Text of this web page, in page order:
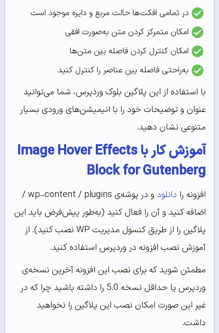
در تمامی افکت‌‌ها حالت مربع و دایره موجود است
امکان متمرکز کردن متن به‌‌صورت افقی
امکان کنترل کردن فاصله بین متن‌‌ها
به‌‌راحتی فاصله بین عناصر را کنترل کنید
با استفاده از این پلاگین بلوک وردپرس، شما می‌‌توانید
عنوان و توضیحات خود را با انیمیشن‌‌های ورودی بسیار
متنوعی نشان دهید.
آموزش کار با Image Hover Effects
Block for Gutenberg
افزونه‌ را دانلود
و در پوشه‌‌ی wp-content / plugins /
اضافه کنید و آن را فعال کنید (به‌‌طور پیش‌‌فرض باید این
پلاگین را از طریق کنسول مدیریت WP نصب کنید). از
آموزش نصب افزونه در وردپرس استفاده کنید.
مطمئن شوید که برای نصب این افزونه آخرین نسخه‌‌ی
وردپرس یا حداقل نسخه 5.0 را داشته باشید چرا که در
غیر این صورت امکان نصب این پلاگین را نخواهید
داشت.